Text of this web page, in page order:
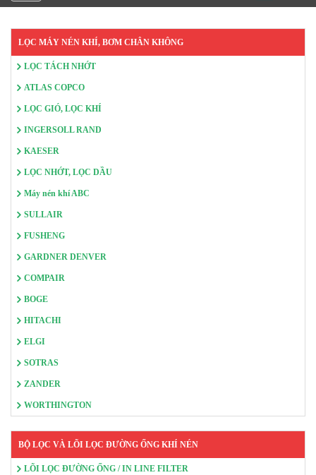
LỌC MÁY NÉN KHÍ, BƠM CHÂN KHÔNG
LỌC TÁCH NHỚT
ATLAS COPCO
LỌC GIÓ, LỌC KHÍ
INGERSOLL RAND
KAESER
LỌC NHỚT, LỌC DẦU
Máy nén khí ABC
SULLAIR
FUSHENG
GARDNER DENVER
COMPAIR
BOGE
HITACHI
ELGI
SOTRAS
ZANDER
WORTHINGTON
BỘ LỌC VÀ LÕI LỌC ĐƯỜNG ỐNG KHÍ NÉN
LÕI LỌC ĐƯỜNG ỐNG / IN LINE FILTER